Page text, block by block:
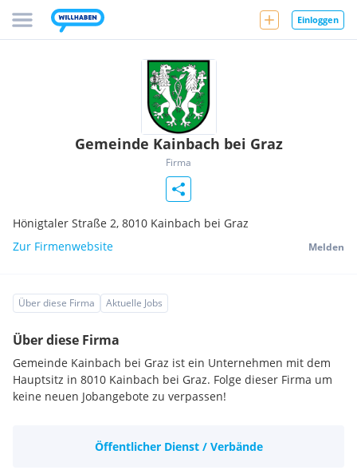
Einloggen
Gemeinde Kainbach bei Graz
Firma
Hönigtaler Straße 2, 8010 Kainbach bei Graz
Zur Firmenwebsite
Melden
Über diese Firma Aktuelle Jobs
Über diese Firma
Gemeinde Kainbach bei Graz ist ein Unternehmen mit dem
Hauptsitz in 8010 Kainbach bei Graz. Folge dieser Firma um
keine neuen Jobangebote zu verpassen!
Öffentlicher Dienst / Verbände